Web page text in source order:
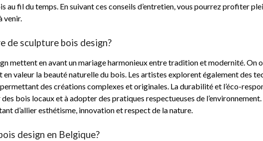
au fil du temps. En suivant ces conseils d’entretien, vous pourrez profiter
venir.
de sculpture bois design?
mettent en avant un mariage harmonieux entre tradition et modernité. On
valeur la beauté naturelle du bois. Les artistes explorent également des
des créations complexes et originales. La durabilité et l’éco-
bois locaux et à adopter des pratiques respectueuses de l’environnement.
d’allier esthétisme, innovation et respect de la nature.
design en Belgique?